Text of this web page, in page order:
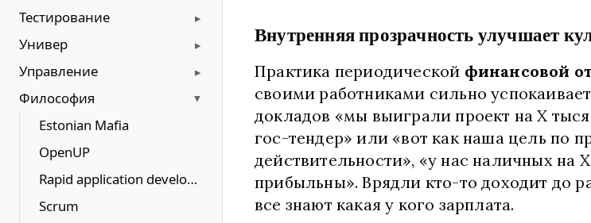
Тестирование
Универ
Управление
Философия
Estonian Mafia
OpenUP
Rapid application development
Scrum
Внутренняя прозрачность улучшает
Практика периодической финансовой
своими работниками сильно
докладов «мы выиграли проект на X
гос-тендер» или «вот как наша цель по
действительности», «у нас наличных на
прибыльны». Врядли кто-то доходит до
все знают какая у кого зарплата.